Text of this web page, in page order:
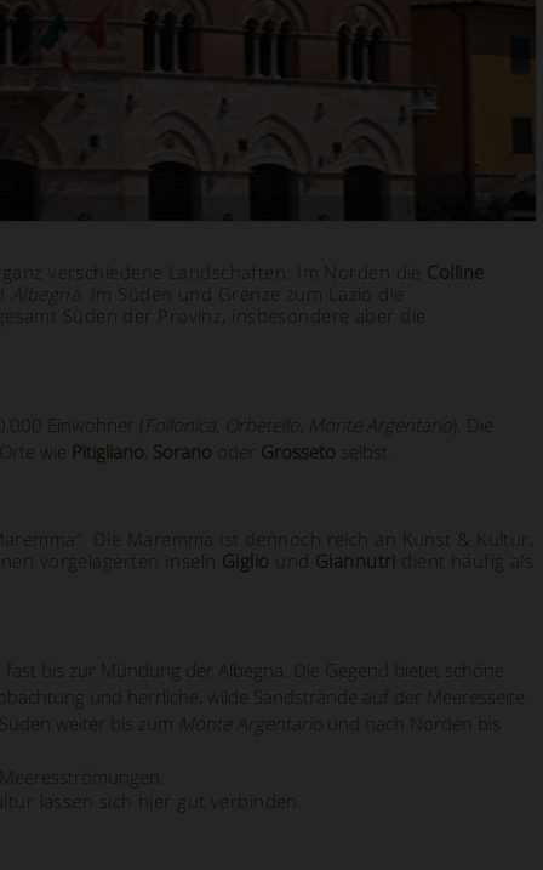
verschiedene Landschaften: Im Norden die Colline
Albegna. Im Süden und Grenze zum Lazio die
Süden der Provinz, insbesondere aber die
Einwohner (Follonica, Orbetello, Monte Argentario). Die
wie Pitigliano, Sorano oder Grosseto selbst.
Die Maremma ist dennoch reich an Kunst & Kultur,
vorgelagerten Inseln Giglio und Giannutri dient häufig als
bis zur Mündung der Albegna. Die Gegend bietet schöne
und herrliche, wilde Sandstrände auf der Meeresseite
weiter bis zum Monte Argentario und nach Norden bis
lassen sich hier gut verbinden.